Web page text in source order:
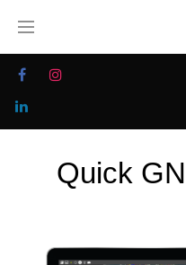
Quick